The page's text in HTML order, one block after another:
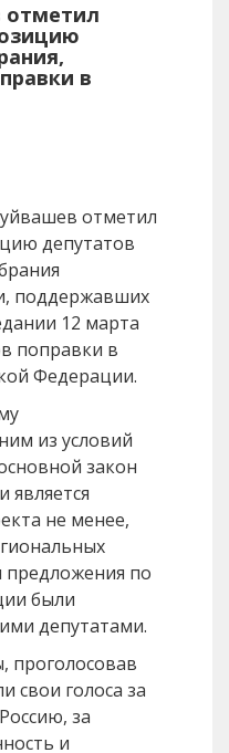
отметил
в
отметил
депутатов
поддержавших
12 марта
поправки в
Федерации.
из условий
закон
является
не менее,
предложения по
были
депутатами.
проголосовав
свои голоса за
за
и